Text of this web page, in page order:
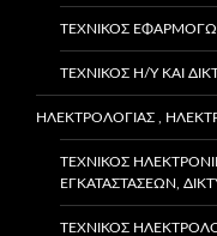
ΤΕΧΝΙΚΌΣ
ΤΕΧΝΙΚΌΣ Η/Υ ΚΑΙ
ΗΛΕΚΤΡΟΛΟΓΙΑΣ ,
ΤΕΧΝΙΚΌΣ
ΕΓΚΑΤΑΣΤΆΣΕΩΝ,
ΤΕΧΝΙΚΌΣ